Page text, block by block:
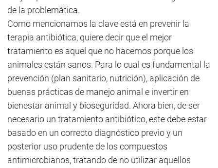
de la problemática.
Como mencionamos la clave está en prevenir la
terapia antibiótica, quiere decir que el mejor
tratamiento es aquel que no hacemos porque los
animales están sanos. Para lo cual es fundamental la
prevención (plan sanitario, nutrición), aplicación de
buenas prácticas de manejo animal e invertir en
bienestar animal y bioseguridad. Ahora bien, de ser
necesario un tratamiento antibiótico, este debe estar
basado en un correcto diagnóstico previo y un
posterior uso prudente de los compuestos
antimicrobianos, tratando de no utilizar aquellos